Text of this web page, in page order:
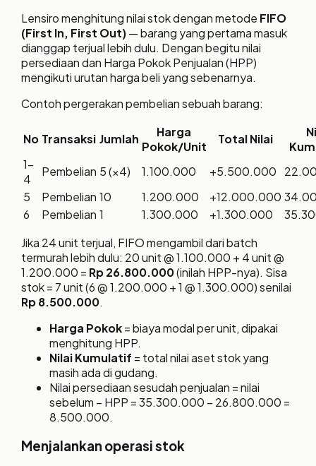
Lensiro menghitung nilai stok dengan metode FIFO
(First In, First Out)— barang yang pertama masuk
dianggap terjual lebih dulu. Dengan begitu nilai
persediaan dan Harga Pokok Penjualan (HPP)
mengikuti urutan harga beli yang sebenarnya.
Contoh pergerakan pembelian sebuah barang:
No Transaksi Jumlah
Harga
Pokok/Unit
Total Nilai
1–
4
Pembelian 5 (×4) 1.100.000 +5.500.000
5
Pembelian 10 1.200.000 +12.000.000
6
Pembelian 1 1.300.000 +1.300.000
Jika 24 unit terjual, FIFO mengambil dari batch
termurah lebih dulu: 20 unit @ 1.100.000 + 4 unit @
1.200.000 = Rp 26.800.000(inilah HPP-nya). Sisa
stok = 7 unit (6 @ 1.200.000 + 1 @ 1.300.000) senilai
Rp 8.500.000.
Harga Pokok= biaya modal per unit, dipakai
menghitung HPP.
Nilai Kumulatif = total nilai aset stok yang
masih ada di gudang.
Nilai persediaan sesudah penjualan = nilai
sebelum − HPP = 35.300.000 − 26.800.000 =
8.500.000.
Menjalankan operasi stok